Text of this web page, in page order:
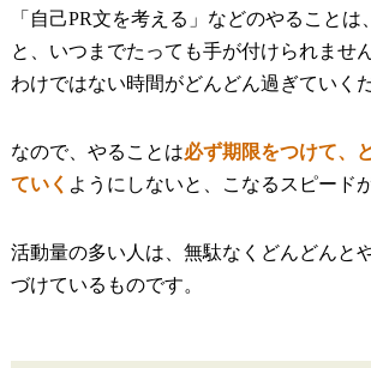
「自己PR文を考える」などのやることは
と、いつまでたっても手が付けられませ
わけではない時間がどんどん過ぎていく
なので、やることは必ず期限をつけて、
ていく ようにしないと、こなるスピード
活動量の多い人は、無駄なくどんどんと
づけているものです。